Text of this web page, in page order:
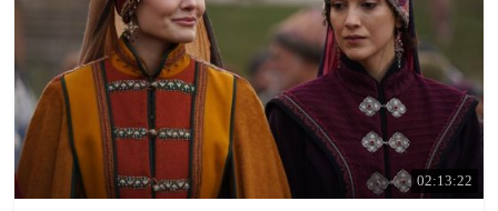
02:13:22